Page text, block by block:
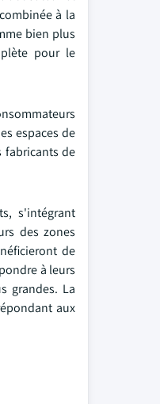
à la
bien plus
pour le
espaces de
fabricants de
s'intégrant
des zones
de
à leurs
grandes. La
aux